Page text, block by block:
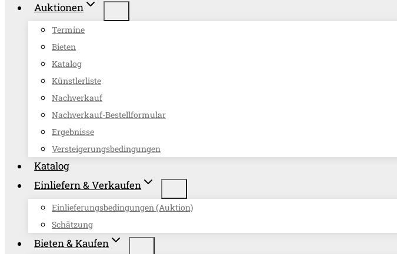
Auktionen
Termine
Bieten
Katalog
Künstlerliste
Nachverkauf
Nachverkauf-Bestellformular
Ergebnisse
Versteigerungsbedingungen
Katalog
Einliefern & Verkaufen
Einlieferungsbedingungen (Auktion)
Schätzung
Bieten & Kaufen